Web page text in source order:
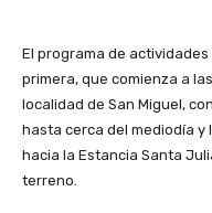
El programa de
primera, que comienza a
localidad de San Miguel,
hasta cerca del mediodía
hacia la Estancia Santa
terreno.